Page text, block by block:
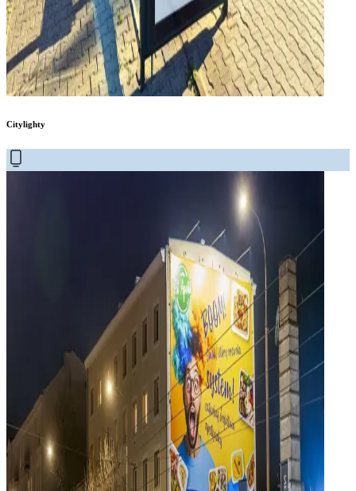
Citylighty